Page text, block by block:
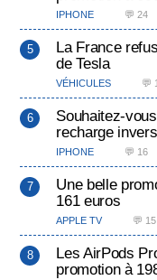
IPHONE 💬 24
La France
de Tesla
VÉHICULES 💬
Souhaitez-
recharge
IPHONE 💬 16
Une belle
161 euros
APPLE TV 💬 15
Les AirPods
promotion à